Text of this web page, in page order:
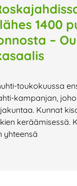
1400
–
toukokuussa
kampanjan,
Kunnat
keräämisessä.
yhteensä